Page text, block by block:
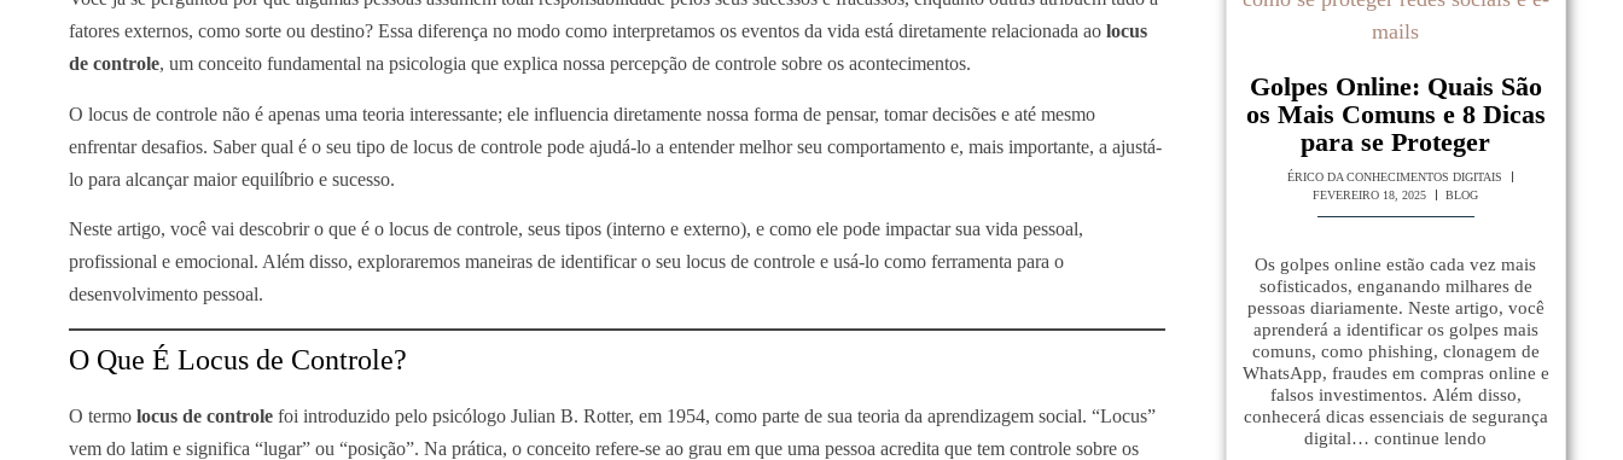
fatores externos, como sorte ou destino? Essa diferença no modo como interpretamos os eventos da vida está diretamente relacionada ao locus
de controle, um conceito fundamental na psicologia que explica nossa percepção de controle sobre os acontecimentos.
O locus de controle não é apenas uma teoria interessante; ele influencia diretamente nossa forma de pensar, tomar decisões e até mesmo
enfrentar desafios. Saber qual é o seu tipo de locus de controle pode ajudá-lo a entender melhor seu comportamento e, mais importante, a ajustá-
lo para alcançar maior equilíbrio e sucesso.
Neste artigo, você vai descobrir o que é o locus de controle, seus tipos (interno e externo), e como ele pode impactar sua vida pessoal,
profissional e emocional. Além disso, exploraremos maneiras de identificar o seu locus de controle e usá-lo como ferramenta para o
desenvolvimento pessoal.
O Que É Locus de Controle?
O termo locus de controle foi introduzido pelo psicólogo Julian B. Rotter, em 1954, como parte de sua teoria da aprendizagem social. “Locus”
vem do latim e significa “lugar” ou “posição”. Na prática, o conceito refere-se ao grau em que uma pessoa acredita que tem controle sobre os
Golpes Online: Quais São
os Mais Comuns e 8 Dicas
para se Proteger
ÉRICO DA CONHECIMENTOS DIGITAIS
FEVEREIRO 18, 2025
BLOG
Os golpes online estão cada vez mais
sofisticados, enganando milhares de
pessoas diariamente. Neste artigo, você
aprenderá a identificar os golpes mais
comuns, como phishing, clonagem de
WhatsApp, fraudes em compras online e
falsos investimentos. Além disso,
conhecerá dicas essenciais de segurança
digital… continue lendo